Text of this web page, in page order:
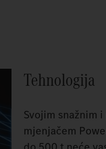
Tehnologija
Svojim snažnim
mjenjačem